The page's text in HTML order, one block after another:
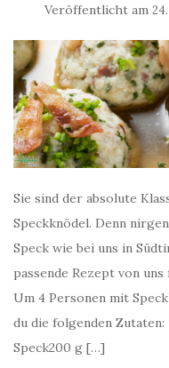
Veröffentlicht am
Sie sind der absolute
Speckknödel. Denn
Speck wie bei uns in
passende Rezept von
Um 4 Personen mit
du die folgenden
Speck200 g […]